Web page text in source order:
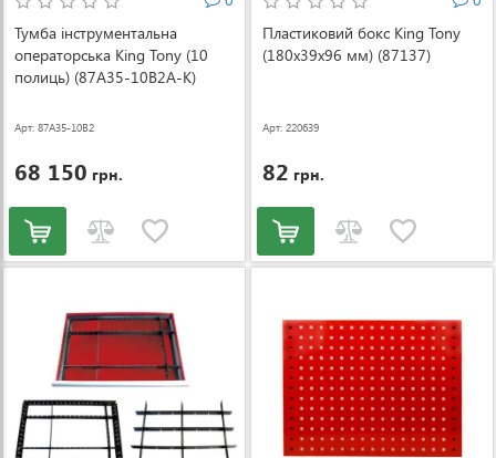
Тумба інструментальна
операторська King Tony (10
полиць) (87A35-10B2A-K)
Арт: 87A35-10B2
68 150 грн.
Пластиковий бокс King Tony
(180x39x96 мм) (87137)
Арт: 220639
82 грн.